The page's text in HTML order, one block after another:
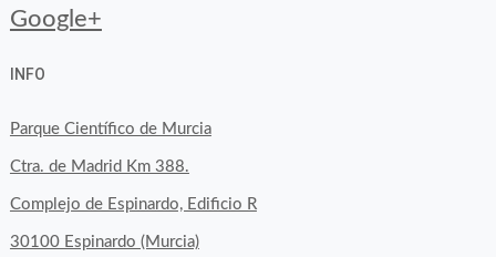
Google+
INFO
Parque Científico de Murcia
Ctra. de Madrid Km 388.
Complejo de Espinardo, Edificio R
30100 Espinardo (Murcia)